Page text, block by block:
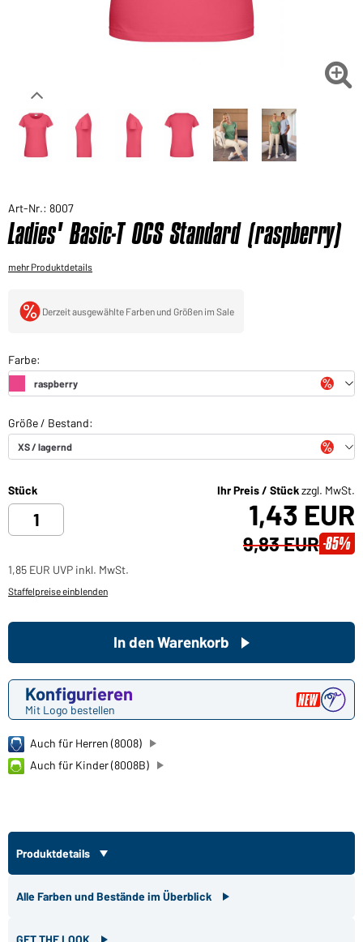
Sie möchten gerne für Ihren privaten Bedarf

Art-Nr.: 8007
Ladies' Basic-T OCS Standard (raspberry)
mehr Produktdetails
Derzeit ausgewählte Farben und Größen im Sale
Stück Ihr Preis / Stückzzgl. MwSt.
1,43 EUR
9,83 EUR -85%
1,85 EUR UVP inkl. MwSt.
Staffelpreise einblenden
Konfigurieren
Mit Logo bestellen
In den Warenkorb
Auch für Herren (8008)
Auch für Kinder (8008B)
Produktdetails
Alle Farben und Bestände im Überblick
GET THE LOOK